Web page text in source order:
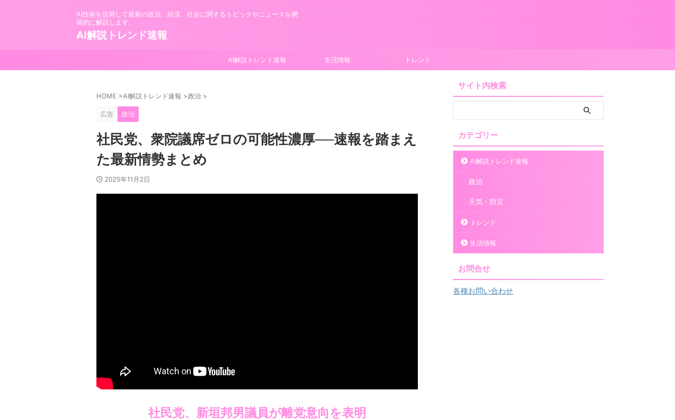
AI技術を活用して最新の政治、経済、社会に関するトピックやニュースを網
羅的に解説します。
AI解説トレンド速報
AI解説トレンド速報 生活情報 トレンド
HOME >AI解説トレンド速報 >政治 >
広告 政治
社民党、衆院議席ゼロの可能性濃厚──速報を踏まえ
た最新情勢まとめ
2025年11月2日
社民党、新垣邦男議員が離党意向を表明
サイト内検索
カテゴリー
AI解説トレンド速報
政治
天気・防災
トレンド
生活情報
お問合せ
各種お問い合わせ